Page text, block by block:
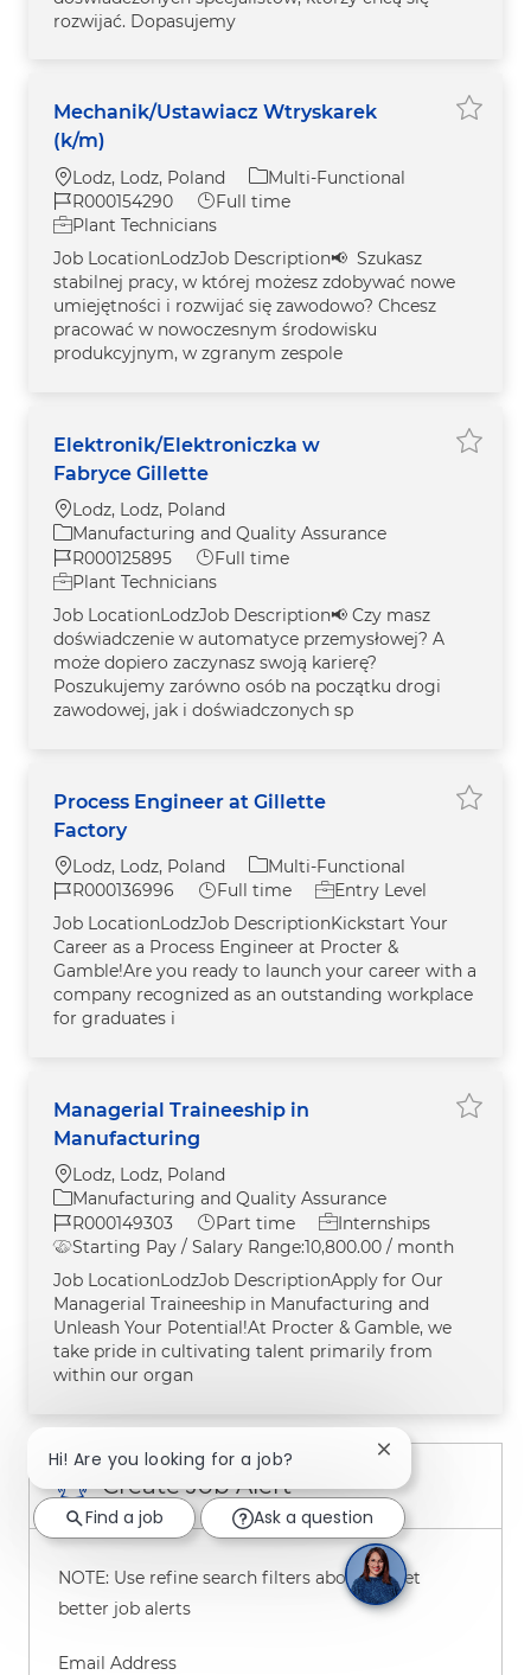
rozwijać. Dopasujemy
Mechanik/Ustawiacz Wtryskarek
(k/m)
Location
Lodz, Lodz, Poland Category
Multi-Functional
Job Id
R000154290 Job Type
Full time
Plant Technicians
Job LocationLodzJob Description📢 Szukasz
stabilnej pracy, w której możesz zdobywać nowe
umiejętności i rozwijać się zawodowo? Chcesz
pracować w nowoczesnym środowisku
produkcyjnym, w zgranym zespole
Save
Elektronik/Elektroniczka w
Fabryce Gillette
Location
Lodz, Lodz, Poland
Category
Manufacturing and Quality Assurance
Job Id
R000125895 Job Type
Full time
Plant Technicians
Job LocationLodzJob Description📢 Czy masz
doświadczenie w automatyce przemysłowej? A
może dopiero zaczynasz swoją karierę?
Poszukujemy zarówno osób na początku drogi
zawodowej, jak i doświadczonych sp
Save
Process Engineer at Gillette
Factory
Location
Lodz, Lodz, Poland Category
Multi-Functional
Job Id
R000136996 Job Type
Full time
Entry Level
Job LocationLodzJob DescriptionKickstart Your
Career as a Process Engineer at Procter &
Gamble!Are you ready to launch your career with a
company recognized as an outstanding workplace
for graduates i
Save
Managerial Traineeship in
Manufacturing
Location
Lodz, Lodz, Poland
Category
Manufacturing and Quality Assurance
Job Id
R000149303 Job Type
Part time
Internships
Starting Pay / Salary Range:10,800.00 / month
Job LocationLodzJob DescriptionApply for Our
Managerial Traineeship in Manufacturing and
Unleash Your Potential!At Procter & Gamble, we
take pride in cultivating talent primarily from
within our organ
Save
Create Job Alert
NOTE: Use refine search filters above to get
better job alerts
Email AddressRequired
Hi! Are you looking for a job? Close chatbot
Find a job Ask a question